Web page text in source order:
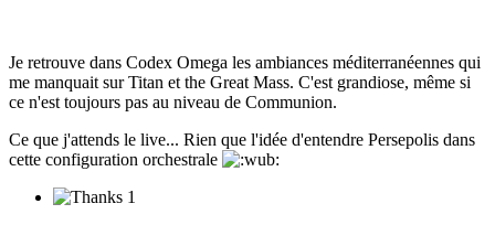
Je retrouve dans Codex Omega les ambiances méditerranéennes qui
me manquait sur Titan et the Great Mass. C'est grandiose, même si
ce n'est toujours pas au niveau de Communion.
Ce que j'attends le live... Rien que l'idée d'entendre Persepolis dans
cette configuration orchestrale
1